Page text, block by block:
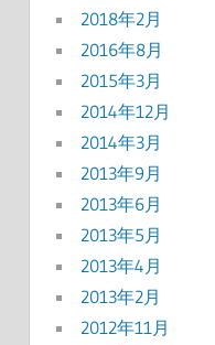
2018年2月
2016年8月
2015年3月
2014年12月
2014年3月
2013年9月
2013年6月
2013年5月
2013年4月
2013年2月
2012年11月